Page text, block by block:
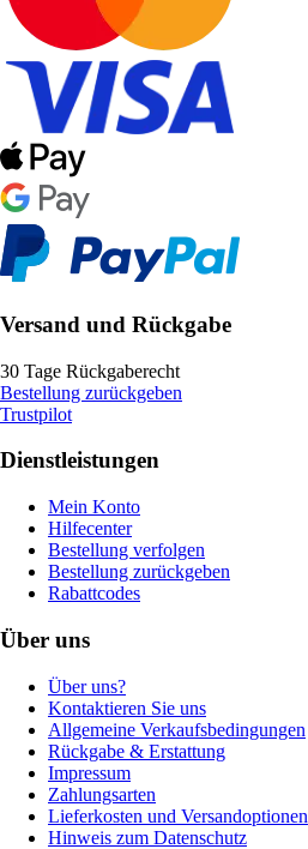
Versand und Rückgabe
30 Tage Rückgaberecht
Bestellung zurückgeben
Trustpilot
Dienstleistungen
Mein Konto
Hilfecenter
Bestellung verfolgen
Bestellung zurückgeben
Rabattcodes
Über uns
Über uns?
Kontaktieren Sie uns
Allgemeine Verkaufsbedingungen
Rückgabe & Erstattung
Impressum
Zahlungsarten
Lieferkosten und Versandoptionen
Hinweis zum Datenschutz